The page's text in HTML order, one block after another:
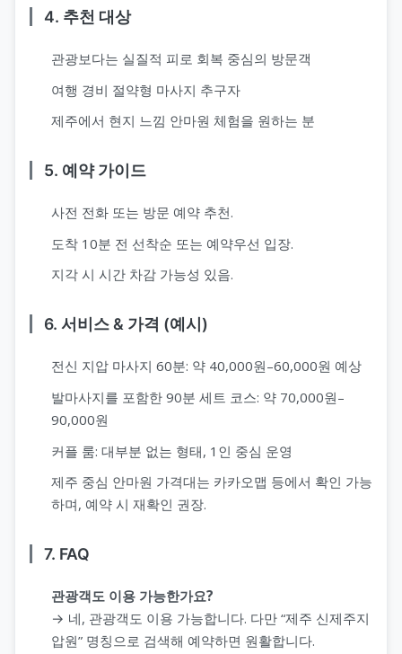
4. 추천 대상
관광보다는 실질적 피로 회복 중심의 방문객
여행 경비 절약형 마사지 추구자
제주에서 현지 느낌 안마원 체험을 원하는 분
5. 예약 가이드
사전 전화 또는 방문 예약 추천.
도착 10분 전 선착순 또는 예약우선 입장.
지각 시 시간 차감 가능성 있음.
6. 서비스 & 가격 (예시)
전신 지압 마사지 60분: 약 40,000원–60,000원 예상
발마사지를 포함한 90분 세트 코스: 약 70,000원–
90,000원
커플 룸: 대부분 없는 형태, 1인 중심 운영
제주 중심 안마원 가격대는 카카오맵 등에서 확인 가능
하며, 예약 시 재확인 권장.
7. FAQ
관광객도 이용 가능한가요?
→ 네, 관광객도 이용 가능합니다. 다만 “제주 신제주지
압원” 명칭으로 검색해 예약하면 원활합니다.